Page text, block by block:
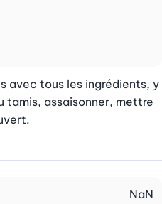
avec tous les ingrédients, y
tamis, assaisonner, mettre
NaN